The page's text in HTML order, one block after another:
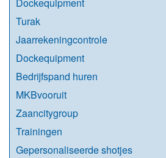
Dockequipment
Turak
Jaarrekeningcontrole
Dockequipment
Bedrijfspand huren
MKBvooruit
Zaancitygroup
Trainingen
Gepersonaliseerde shotjes